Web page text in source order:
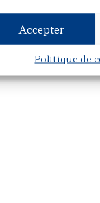
Accepter
Politique de